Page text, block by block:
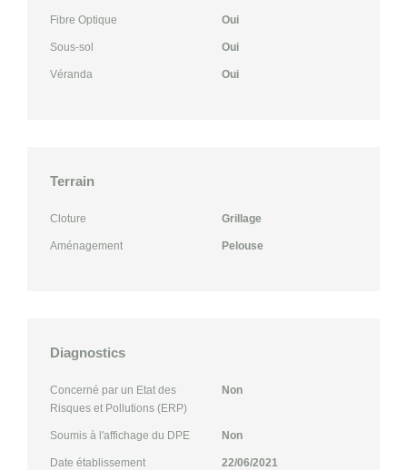
Fibre Optique Oui
Sous-sol Oui
Véranda Oui
Terrain
Cloture Grillage
Aménagement Pelouse
Diagnostics
Concerné par un Etat des
Risques et Pollutions (ERP)
Non
Soumis à l'affichage du DPE Non
Date établissement
22/06/2021